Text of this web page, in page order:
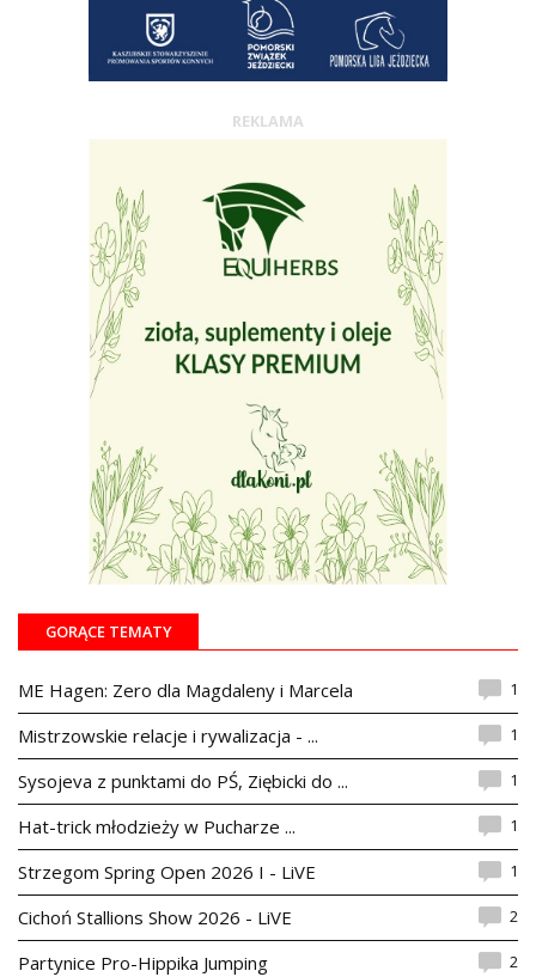
REKLAMA
GORĄCE TEMATY
ME Hagen: Zero dla Magdaleny i Marcela 1
Mistrzowskie relacje i rywalizacja - ... 1
Sysojeva z punktami do PŚ, Ziębicki do ... 1
Hat-trick młodzieży w Pucharze ... 1
Strzegom Spring Open 2026 I - LiVE 1
Cichoń Stallions Show 2026 - LiVE 2
Partynice Pro-Hippika Jumping 2